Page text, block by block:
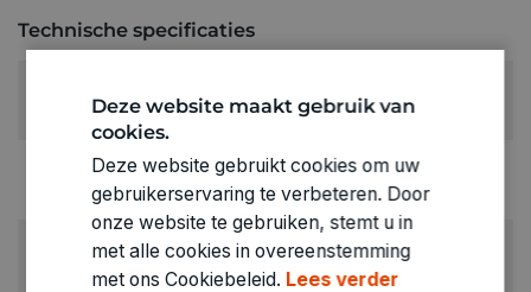
Technische specificaties
Boeken Nederlandstalig
GEWICHT
ARTIKELNUMMER
0484000
Deze website maakt gebruik van
cookies.
Deze website gebruikt cookies om uw
gebruikerservaring te verbeteren. Door
onze website te gebruiken, stemt u in
met alle cookies in overeenstemming
met ons Cookiebeleid. Lees verder